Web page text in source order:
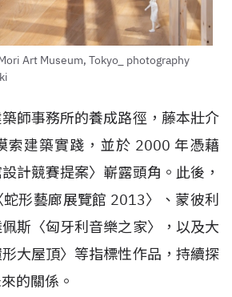
Art Museum, Tokyo_ photography
師事務所的養成路徑，藤本壯介
索建築實踐，並於 2000 年憑藉
計競賽提案〉嶄露頭角。此後，
形藝廊展覽館 2013〉、蒙彼利
斯〈匈牙利音樂之家〉，以及大
大屋頂〉等指標性作品，持續探
的關係。